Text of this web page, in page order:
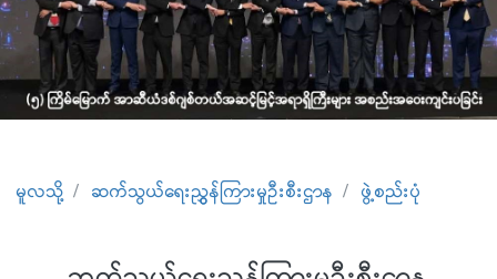
မူလသို့ ဆက်သွယ်ရေးညွွှန်ကြားမှုဦးစီးဌာန ဖွဲ့စည်းပုံ